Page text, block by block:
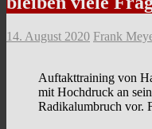
14. August 2020 Frank
Auftakttraining von
mit Hochdruck an
Radikalumbruch vor.